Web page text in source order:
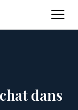
dans